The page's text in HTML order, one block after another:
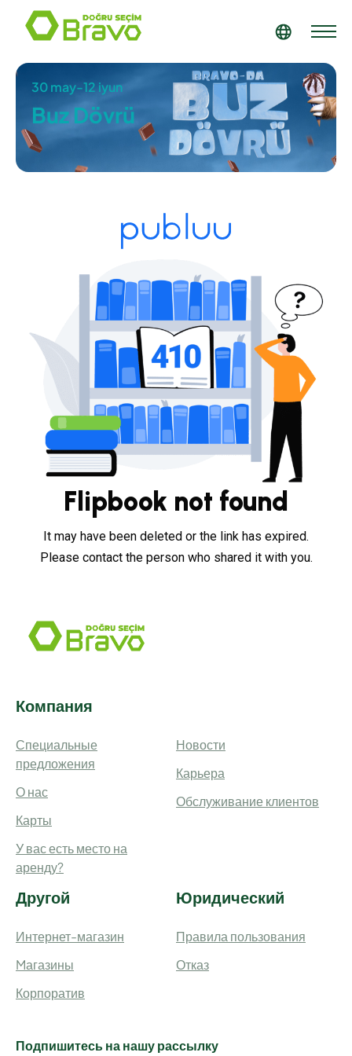
30 may-12 iyun
Buz Dövrü
Компания
Специальные
предложения
О нас
Карты
У вас есть место на
аренду?
Новости
Карьера
Обслуживание клиентов
Другой
Интернет-магазин
Mагазины
Корпоратив
Юридический
Правила пользования
Отказ
Подпишитесь на нашу рассылку